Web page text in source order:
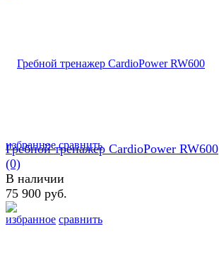
избранное сравнить
избранное сравнить
Гребной тренажер CardioPower RW600
(0)
В наличии
75 900 руб.